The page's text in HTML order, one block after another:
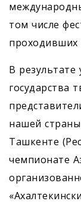
том числе
проходивших
В результате
государства
нашей
Ташкенте
чемпионате